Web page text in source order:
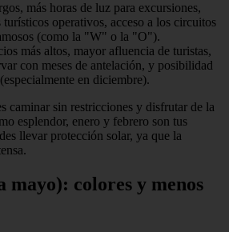
más horas de luz para excursiones,
operativos, acceso a los circuitos
(como la "W" o la "O").
más altos, mayor afluencia de turistas,
con meses de antelación, y posibilidad
en diciembre).
caminar sin restricciones y disfrutar de la
esplendor, enero y febrero son tus
llevar protección solar, ya que la
mayo): colores y menos